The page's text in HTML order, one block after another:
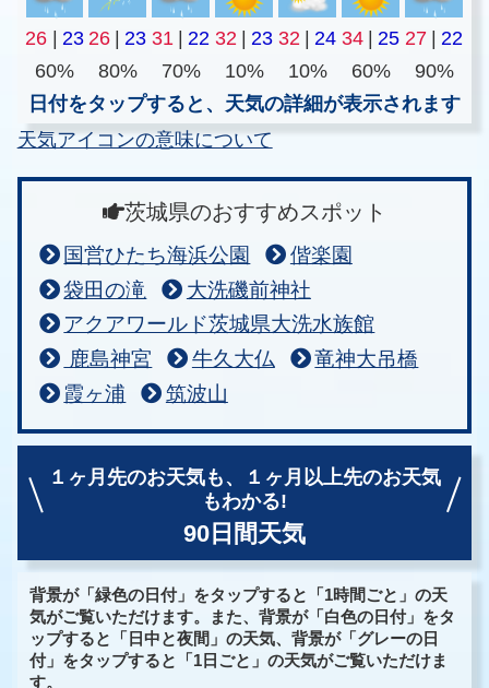
26 | 23 26 | 23 31 | 22 32 | 23 32 | 24 34 | 25 27 | 22
60%
80% 70% 10% 10% 60%
90%
日付をタップすると、天気の詳細が表示されます
天気アイコンの意味について
茨城県のおすすめスポット
国営ひたち海浜公園
偕楽園
袋田の滝
大洗磯前神社
アクアワールド茨城県大洗水族館
鹿島神宮
牛久大仏
竜神大吊橋
霞ヶ浦
筑波山
１ヶ月先のお天気も、
１ヶ月以上先のお天気
もわかる!
90日間天気
背景が「緑色の日付」をタップすると「1時間ごと」の天
気がご覧いただけます。また、背景が「白色の日付」をタ
ップすると「日中と夜間」の天気、背景が「グレーの日
付」をタップすると「1日ごと」の天気がご覧いただけま
す。